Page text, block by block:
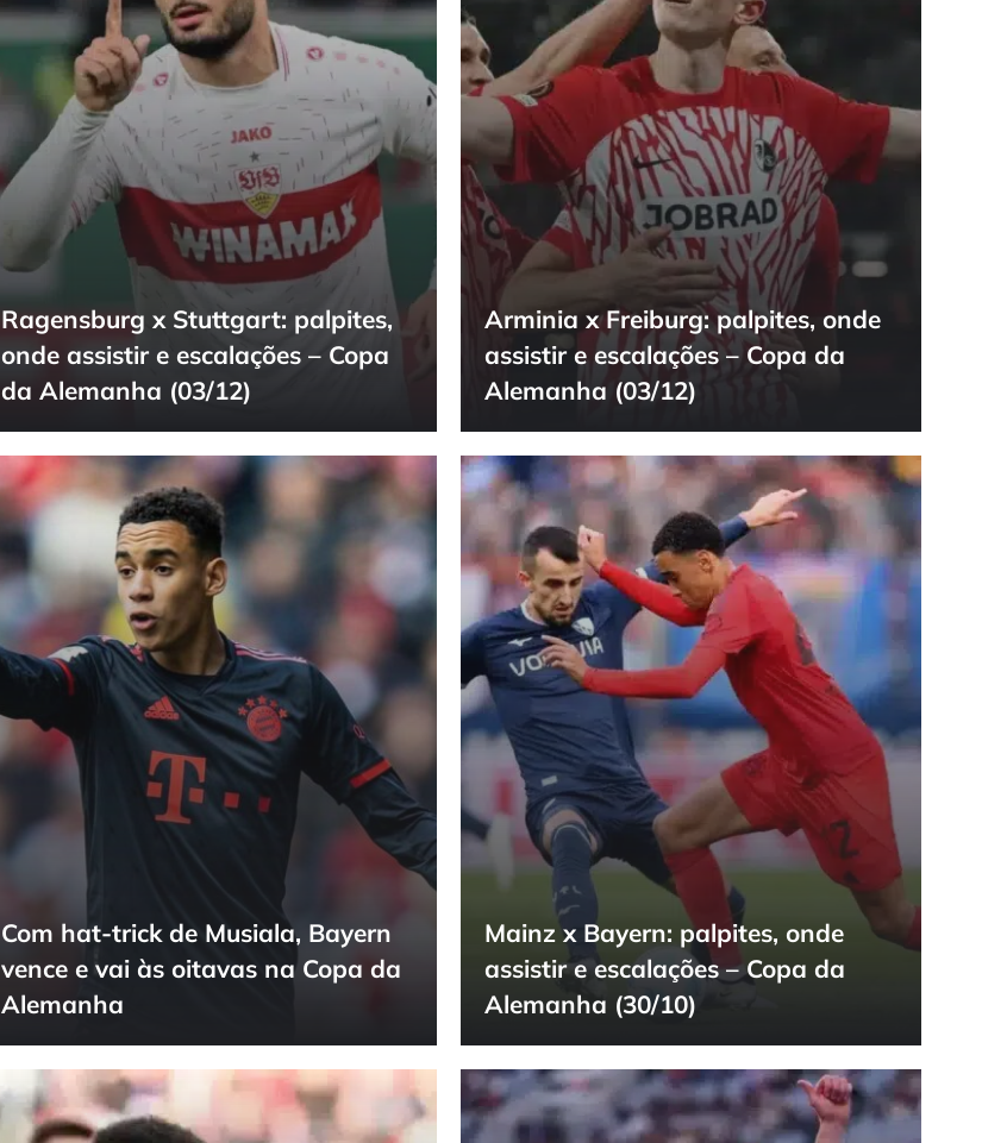
Ragensburg x Stuttgart: palpites,
onde assistir e escalações – Copa
da Alemanha (03/12)
Arminia x Freiburg: palpites, onde
assistir e escalações – Copa da
Alemanha (03/12)
Com hat-trick de Musiala, Bayern
vence e vai às oitavas na Copa da
Alemanha
Mainz x Bayern: palpites, onde
assistir e escalações – Copa da
Alemanha (30/10)